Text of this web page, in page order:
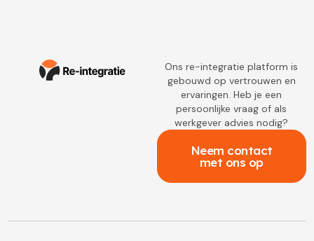
Ons re-integratie platform is
gebouwd op vertrouwen en
ervaringen. Heb je een
persoonlijke vraag of als
werkgever advies nodig?
Neem contact
met ons op